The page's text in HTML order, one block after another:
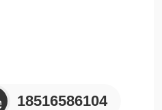
讯连接不上，通讯异常，通讯网
18516586104